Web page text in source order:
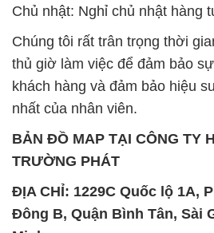
nhất của nhân viên.
BẢN ĐỒ MAP TẠI CÔNG TY
TRƯỜNG PHÁT
ĐỊA CHỈ: 1229C Quốc lộ 1A,
Đông B, Quận Bình Tân, Sài
Minh